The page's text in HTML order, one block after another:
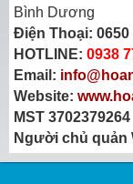
Bình Dương
Điện Thoại: 0650
HOTLINE: 0938
Email:
Website:
MST 3702379264
Người chủ quản